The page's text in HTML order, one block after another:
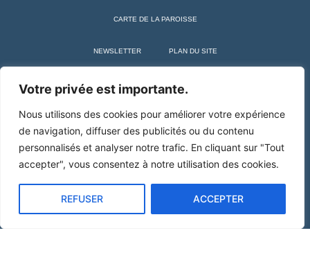
Votre privée est importante.
Nous utilisons des cookies pour améliorer votre expérience
de navigation, diffuser des publicités ou du contenu
personnalisés et analyser notre trafic. En cliquant sur "Tout
accepter", vous consentez à notre utilisation des cookies.
REFUSER ACCEPTER
CARTE DE LA PAROISSE
NEWSLETTER PLAN DU SITE
+ SAINT MARTIN DE TOURS